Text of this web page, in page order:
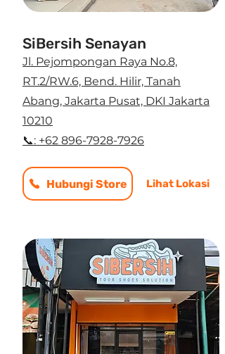
SiBersih Senayan
Jl. Pejompongan Raya No.8,
RT.2/RW.6, Bend. Hilir, Tanah
Abang, Jakarta Pusat, DKI Jakarta
10210
📞: +62 896-7928-7926
Hubungi Store Lihat Lokasi